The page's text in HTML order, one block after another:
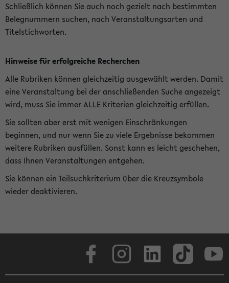
Schließlich können Sie auch noch gezielt nach bestimmten
Belegnummern suchen, nach Veranstaltungsarten und
Titelstichworten.
Hinweise für erfolgreiche Recherchen
Alle Rubriken können gleichzeitig ausgewählt werden. Damit
eine Veranstaltung bei der anschließenden Suche angezeigt
wird, muss Sie immer ALLE Kriterien gleichzeitig erfüllen.
Sie sollten aber erst mit wenigen Einschränkungen
beginnen, und nur wenn Sie zu viele Ergebnisse bekommen
weitere Rubriken ausfüllen. Sonst kann es leicht geschehen,
dass Ihnen Veranstaltungen entgehen.
Sie können ein Teilsuchkriterium über die Kreuzsymbole
wieder deaktivieren.